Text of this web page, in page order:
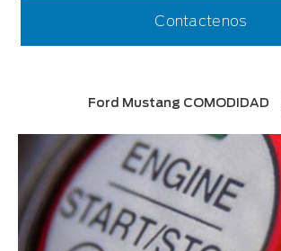
Contactenos
Ford Mustang COMODIDAD